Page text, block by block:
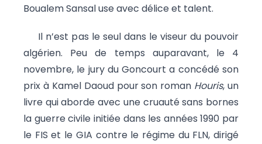
Boualem Sansal use avec délice et talent.
Il n’est pas le seul dans le viseur du pouvoir
algérien. Peu de temps auparavant, le 4
novembre, le jury du Goncourt a concédé son
prix à Kamel Daoud pour son roman Houris, un
livre qui aborde avec une cruauté sans bornes
la guerre civile initiée dans les années 1990 par
le FIS et le GIA contre le régime du FLN, dirigé